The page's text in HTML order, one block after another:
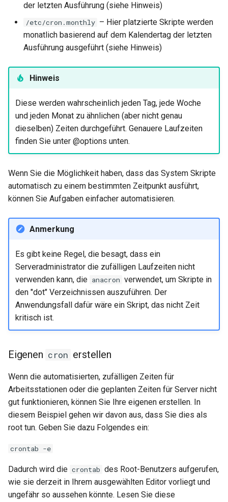
der letzten Ausführung (siehe Hinweis)
/etc/cron.monthly – Hier platzierte Skripte werden
monatlich basierend auf dem Kalendertag der letzten
Ausführung ausgeführt (siehe Hinweis)
Hinweis
Diese werden wahrscheinlich jeden Tag, jede Woche
und jeden Monat zu ähnlichen (aber nicht genau
dieselben) Zeiten durchgeführt. Genauere Laufzeiten
finden Sie unter @options unten.
Wenn Sie die Möglichkeit haben, dass das System Skripte
automatisch zu einem bestimmten Zeitpunkt ausführt,
können Sie Aufgaben einfacher automatisieren.
Anmerkung
Es gibt keine Regel, die besagt, dass ein
Serveradministrator die zufälligen Laufzeiten nicht
verwenden kann, die anacron verwendet, um Skripte in
den "dot" Verzeichnissen auszuführen. Der
Anwendungsfall dafür wäre ein Skript, das nicht Zeit
kritisch ist.
Eigenen cron erstellen
Wenn die automatisierten, zufälligen Zeiten für
Arbeitsstationen oder die geplanten Zeiten für Server nicht
gut funktionieren, können Sie Ihre eigenen erstellen. In
diesem Beispiel gehen wir davon aus, dass Sie dies als
root tun. Geben Sie dazu Folgendes ein:
crontab -e
Dadurch wird die crontab des Root-Benutzers aufgerufen,
wie sie derzeit in Ihrem ausgewählten Editor vorliegt und
ungefähr so ​​aussehen könnte. Lesen Sie diese